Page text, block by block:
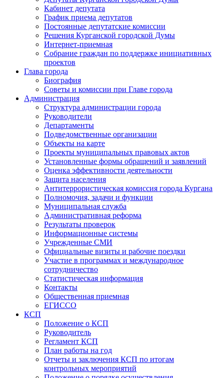
Кабинет депутата
График приема депутатов
Постоянные депутатские комиссии
Решения Курганской городской Думы
Интернет-приемная
Собрание граждан по поддержке инициативных
проектов
Глава города
Биография
Советы и комиссии при Главе города
Администрация
Структура администрации города
Руководители
Департаменты
Подведомственные организации
Объекты на карте
Проекты муниципальных правовых актов
Установленные формы обращений и заявлений
Оценка эффективности деятельности
Защита населения
Антитеррористическая комиссия города Кургана
Полномочия, задачи и функции
Муниципальная служба
Административная реформа
Результаты проверок
Информационные системы
Учрежденные СМИ
Официальные визиты и рабочие поездки
Участие в программах и международное
сотрудничество
Статистическая информация
Контакты
Общественная приемная
ЕГИССО
КСП
Положение о КСП
Руководитель
Регламент КСП
План работы на год
Отчеты и заключения КСП по итогам
контрольных мероприятий